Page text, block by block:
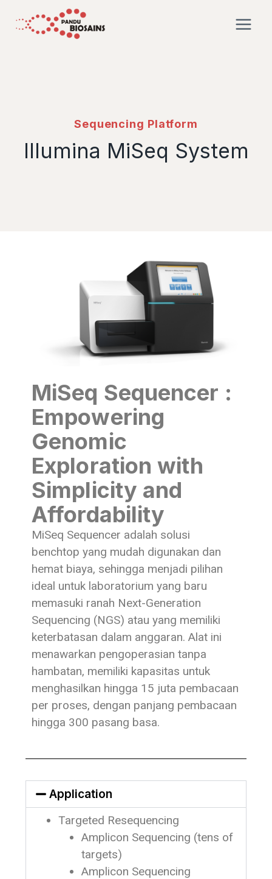
Sequencing Platform
Illumina MiSeq System
MiSeq Sequencer :
Empowering
Genomic
Exploration with
Simplicity and
Affordability
MiSeq Sequencer adalah solusi
benchtop yang mudah digunakan dan
hemat biaya, sehingga menjadi pilihan
ideal untuk laboratorium yang baru
memasuki ranah Next-Generation
Sequencing (NGS) atau yang memiliki
keterbatasan dalam anggaran. Alat ini
menawarkan pengoperasian tanpa
hambatan, memiliki kapasitas untuk
menghasilkan hingga 15 juta pembacaan
per proses, dengan panjang pembacaan
hingga 300 pasang basa.
Application
Targeted Resequencing
Amplicon Sequencing (tens of
targets)
Amplicon Sequencing